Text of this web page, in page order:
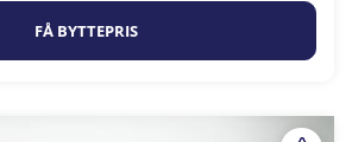
FÅ BYTTEPRIS